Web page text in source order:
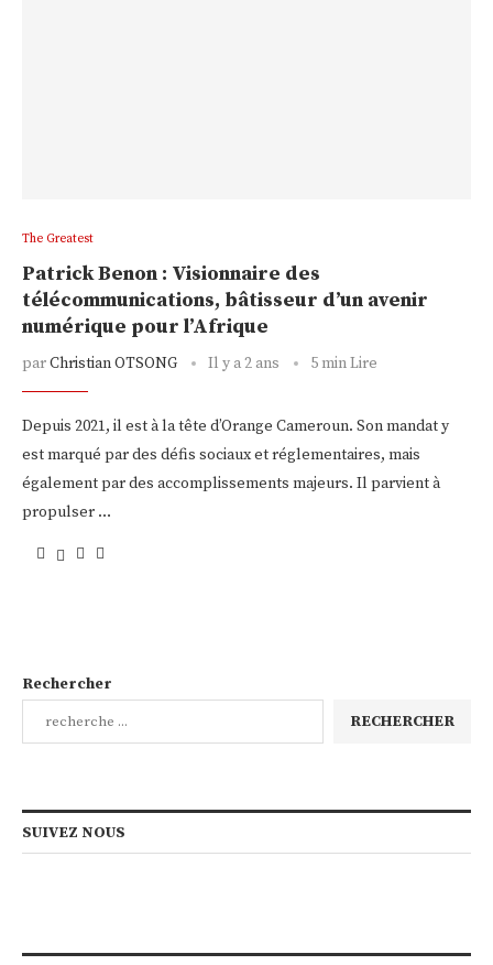
The Greatest
Patrick Benon : Visionnaire des
télécommunications, bâtisseur d’un avenir
numérique pour l’Afrique
parChristian OTSONG Il y a 2 ans 5 min Lire
Depuis 2021, il est à la tête d’Orange Cameroun. Son mandat y
est marqué par des défis sociaux et réglementaires, mais
également par des accomplissements majeurs. Il parvient à
propulser …
Rechercher
RECHERCHER
SUIVEZ NOUS